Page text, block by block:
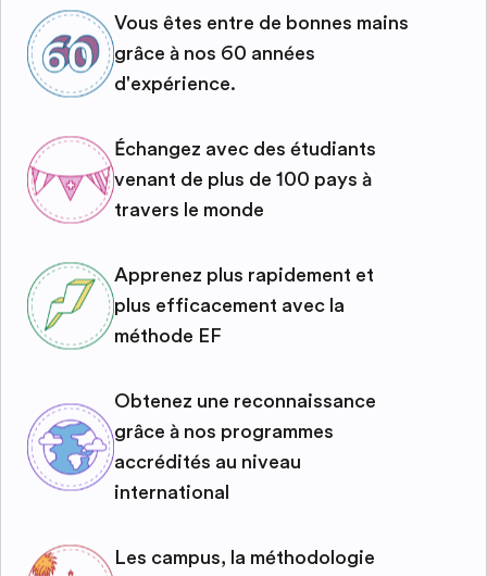
Vous êtes entre de bonnes mains
grâce à nos 60 années
d'expérience.
Échangez avec des étudiants
venant de plus de 100 pays à
travers le monde
Apprenez plus rapidement et
plus efficacement avec la
méthode EF
Obtenez une reconnaissance
grâce à nos programmes
accrédités au niveau
international
Les campus, la méthodologie